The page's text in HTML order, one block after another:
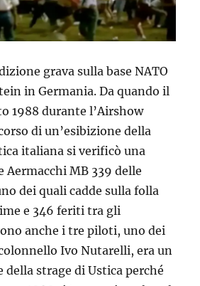
grava sulla base NATO
in Germania. Da quando il
1988 durante l’Airshow
di un’esibizione della
italiana si verificò una
Aermacchi MB 339 delle
dei quali cadde sulla folla
e 346 feriti tra gli
anche i tre piloti, uno dei
Ivo Nutarelli, era un
strage di Ustica perché